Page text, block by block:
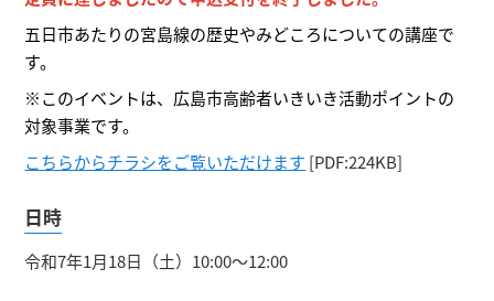
五日市あたりの宮島線の歴史やみどころについての講座で
す。
※このイベントは、広島市高齢者いきいき活動ポイントの
対象事業です。
こちらからチラシをご覧いただけます [PDF:224KB]
日時
令和7年1月18日（土）10:00～12:00